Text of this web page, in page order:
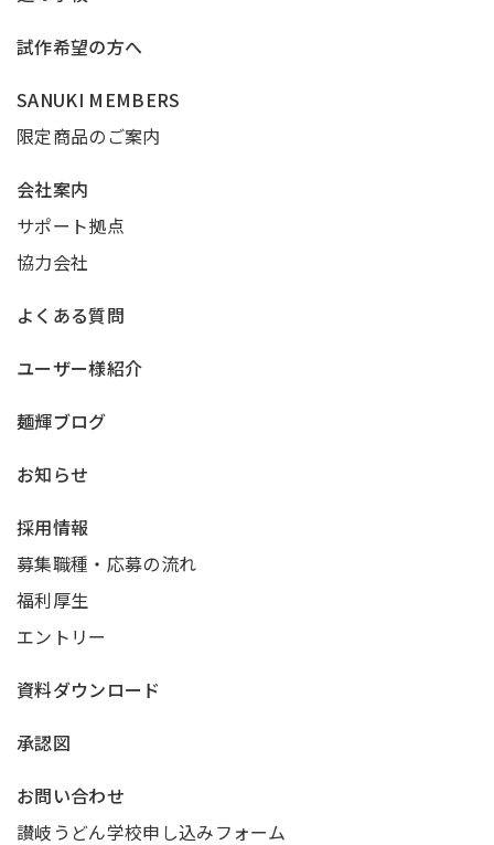
試作希望の方へ
SANUKI MEMBERS
限定商品のご案内
会社案内
サポート拠点
協力会社
よくある質問
ユーザー様紹介
麺輝ブログ
お知らせ
採用情報
募集職種・応募の流れ
福利厚生
エントリー
資料ダウンロード
承認図
お問い合わせ
讃岐うどん学校申し込みフォーム